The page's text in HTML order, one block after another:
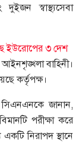
স্বাস্থ্যসেবা
ইউরোপের ৩ দেশ
বাহিনী।
কর্তৃপক্ষ।
সিএনএনকে জানান,
পরীক্ষা করে
নিরাপদ স্থানে